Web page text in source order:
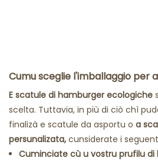
Cumu sceglie l'imballaggio per
E scatule di hamburger ecologiche
scelta. Tuttavia, in più di ciò chì
finalizà e scatule da asportu o a
persunalizata, cunsiderate i
Cuminciate cù u vostru prufilu di